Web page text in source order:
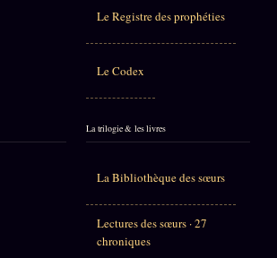
Le Registre des prophéties
Le Codex
La trilogie & les livres
La Bibliothèque des sœurs
Lectures des sœurs · 27
chroniques